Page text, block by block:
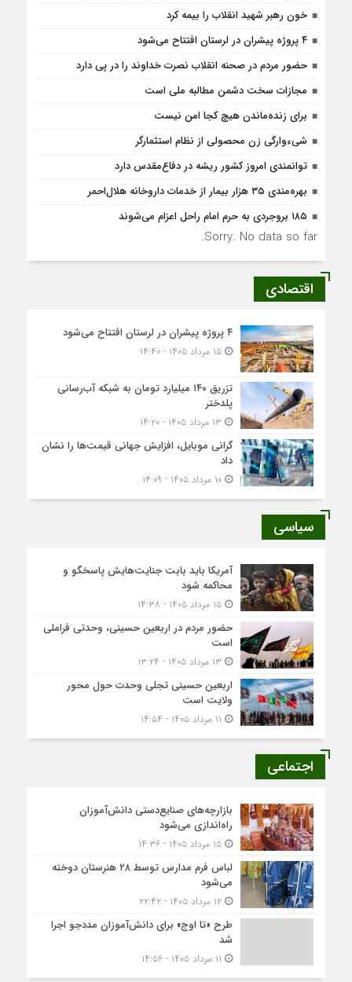
خون رهبر شهید انقلاب را بیمه کرد
۴ پروژه پیشران در لرستان افتتاح می‌شود
حضور مردم در صحنه انقلاب نصرت خداوند را در پی‌ دارد
مجازات سخت دشمن مطالبه ملی است
برای زنده‌ماندن هیچ کجا امن نیست
شیء‌وارگی زن محصولی از نظام استثمارگر
توانمندی امروز کشور ریشه در دفاع‌مقدس دارد
بهره‌مندی ۳۵ هزار بیمار از خدمات داروخانه هلال‌احمر
۱۸۵ بروجردی به حرم امام راحل اعزام می‌شوند
Sorry. No data so far.
اقتصادی
۴ پروژه پیشران در لرستان افتتاح می‌شود
۱۵ مرداد ۱۴۰۵ - ۱۴:۴۰
تزریق ۱۴۰ میلیارد تومان به شبکه آب‌رسانی
پلدختر
گرانی موبایل، افزایش جهانی قیمت‌ها را نشان
داد
۱۰ مرداد ۱۴۰۵ - ۱۴:۰۹
سیاسی
آمریکا باید بابت جنایت‌هایش پاسخگو و
محاکمه شود
۱۵ مرداد ۱۴۰۵ - ۱۴:۳۸
حضور مردم در اربعین حسینی، وحدتی فراملی
است
اربعین حسینی تجلی وحدت حول محور
ولایت است
اجتماعی
بازارچه‌های صنایع‌دستی دانش‌آموزان
راه‌اندازی می‌شود
۱۵ مرداد ۱۴۰۵ - ۱۴:۳۶
لباس فرم مدارس توسط ۲۸ هنرستان‌ دوخته
می‌شود
۱۲ مرداد ۱۴۰۵ - ۲۲:۴۲
طرح «تا اوج» برای دانش‌آموزان مددجو اجرا
شد